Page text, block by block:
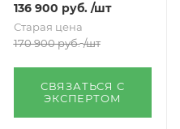
136 900 руб. /шт
Старая цена
170 900руб. /шт
СВЯЗАТЬСЯ С
ЭКСПЕРТОМ